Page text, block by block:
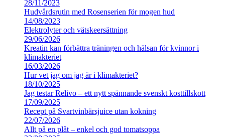
28/11/2023
Hudvårdsrutin med Rosenserien för mogen hud
14/08/2023
Elektrolyter och vätskeersättning
29/06/2026
Kreatin kan förbättra träningen och hälsan för kvinnor i
klimakteriet
16/03/2026
Hur vet jag om jag är i klimakteriet?
18/10/2025
Jag testar Relivo – ett nytt spännande svenskt kosttillskott
17/09/2025
Recept på Svartvinbärsjuice utan kokning
22/07/2026
Allt på en plåt – enkel och god tomatsoppa